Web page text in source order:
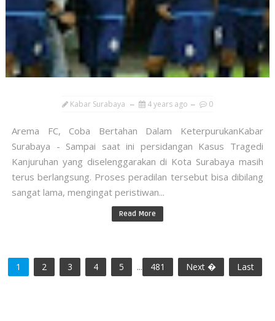
Kabar Surabaya 4 years ago 0
Arema FC, Coba Bertahan Dalam KeterpurukanKabar
Surabaya - Sampai saat ini persidangan Kasus Tragedi
Kanjuruhan yang diselenggarakan di Kota Surabaya masih
terus berlangsung. Proses peradilan tersebut bisa dibilang
sangat lama, mengingat peristiwan...
Read More
1 2 3 4 5 ... 481 Next � Last